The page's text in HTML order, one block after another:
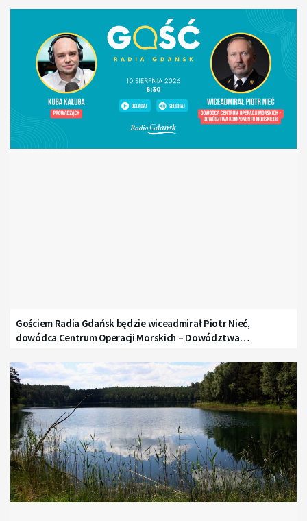
Gościem Radia Gdańsk będzie wiceadmirał Piotr Nieć,
dowódca Centrum Operacji Morskich – Dowództwa